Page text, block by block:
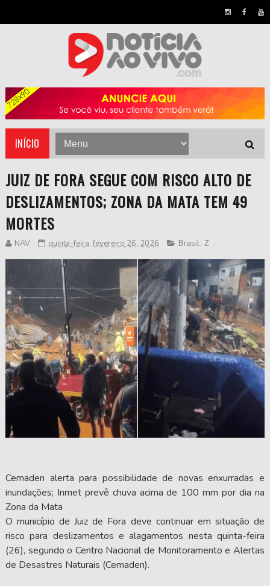
INÍCIO
JUIZ DE FORA SEGUE COM RISCO ALTO DE
DESLIZAMENTOS; ZONA DA MATA TEM 49
MORTES
NAV quinta-feira, fevereiro 26, 2026 Brasil, Z
Cemaden alerta para possibilidade de novas enxurradas e
inundações; Inmet prevê chuva acima de 100 mm por dia na
Zona da Mata
O município de Juiz de Fora deve continuar em situação de
risco para deslizamentos e alagamentos nesta quinta-feira
(26), segundo o Centro Nacional de Monitoramento e Alertas
de Desastres Naturais (Cemaden).